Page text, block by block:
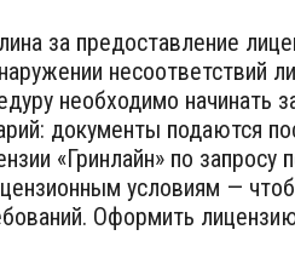
за предоставление
несоответствий
необходимо начинать
документы подаются
«Гринлайн» по
условиям —
Оформить